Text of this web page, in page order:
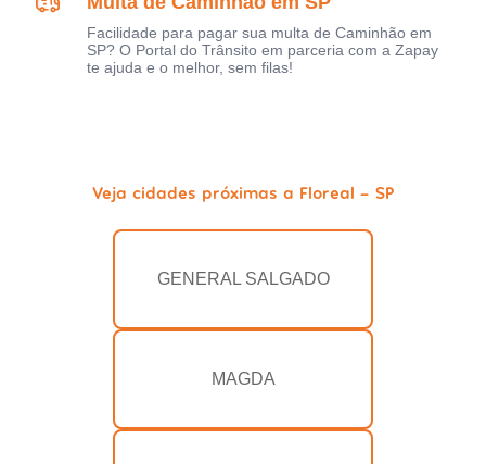
Facilidade para pagar sua multa de Caminhão em
SP? O Portal do Trânsito em parceria com a Zapay
te ajuda e o melhor, sem filas!
Veja cidades próximas a Floreal - SP
GENERAL SALGADO
MAGDA